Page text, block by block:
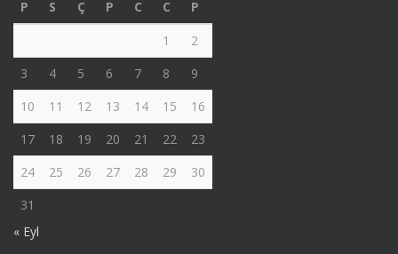
P
S Ç P C C
P
1
2
3
4 5 6 7 8
9
10
11 12 13 14 15
16
17
18 19 20 21 22
23
24
25 26 27 28 29
30
31
« Eyl